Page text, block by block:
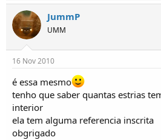
JummP
UMM
16 Nov 2010
é essa mesmo
tenho que saber quantas estrias
interior
ela tem alguma referencia inscrita
obgrigado